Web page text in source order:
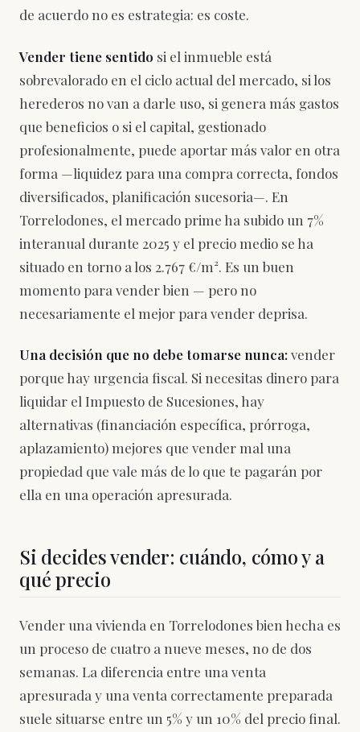
de acuerdo no es estrategia: es coste.
Vender tiene sentido si el inmueble está
sobrevalorado en el ciclo actual del mercado, si los
herederos no van a darle uso, si genera más gastos
que beneficios o si el capital, gestionado
profesionalmente, puede aportar más valor en otra
forma —liquidez para una compra correcta, fondos
diversificados, planificación sucesoria—. En
Torrelodones, el mercado prime ha subido un 7%
interanual durante 2025 y el precio medio se ha
situado en torno a los 2.767 €/m². Es un buen
momento para vender bien — pero no
necesariamente el mejor para vender deprisa.
Una decisión que no debe tomarse nunca:vender
porque hay urgencia fiscal. Si necesitas dinero para
liquidar el Impuesto de Sucesiones, hay
alternativas (financiación específica, prórroga,
aplazamiento) mejores que vender mal una
propiedad que vale más de lo que te pagarán por
ella en una operación apresurada.
Si decides vender: cuándo, cómo y a
qué precio
Vender una vivienda en Torrelodones bien hecha es
un proceso de cuatro a nueve meses, no de dos
semanas. La diferencia entre una venta
apresurada y una venta correctamente preparada
suele situarse entre un 5% y un 10% del precio final.